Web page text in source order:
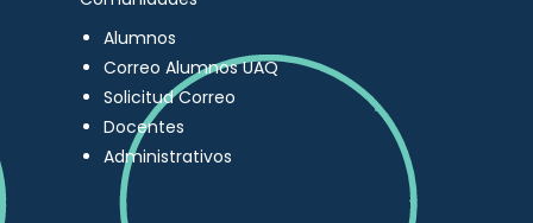
Alumnos
Correo Alumnos UAQ
Solicitud Correo
Docentes
Administrativos